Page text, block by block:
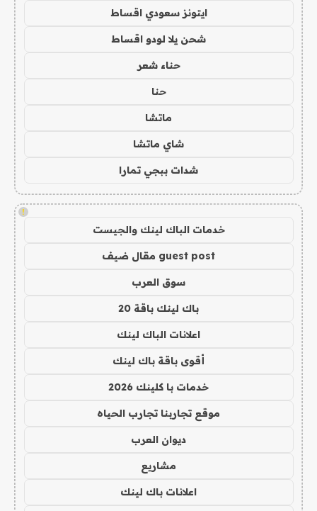
ايتونز سعودي اقساط
شحن يلا لودو اقساط
حناء شعر
حنا
ماتشا
شاي ماتشا
شدات ببجي تمارا
!
خدمات الباك لينك والجيست
guest post مقال ضيف
سوق العرب
باك لينك باقة 20
اعلانات الباك لينك
أقوى باقة باك لينك
خدمات با كلينك 2026
موقع تجاربنا تجارب الحياه
ديوان العرب
مشاريع
اعلانات باك لينك